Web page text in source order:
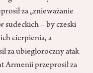
za „znieważanie
sudeckich – by czeski
cierpienia, a
za ubiegłoroczny atak
Armenii przeprosił za